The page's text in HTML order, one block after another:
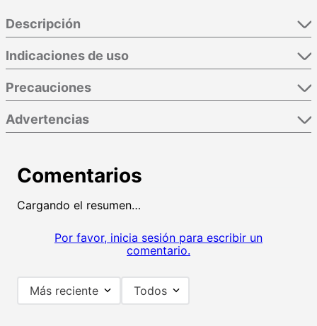
Descripción
Indicaciones de uso
Precauciones
Advertencias
Comentarios
Cargando el resumen…
Por favor, inicia sesión para escribir un
comentario.
Más reciente Todos